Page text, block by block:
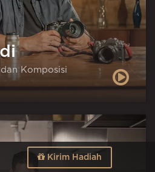
Kirim Hadiah
Komposisi